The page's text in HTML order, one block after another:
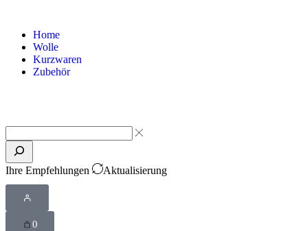
Home
Wolle
Kurzwaren
Zubehör
Ihre Empfehlungen Aktualisierung
0